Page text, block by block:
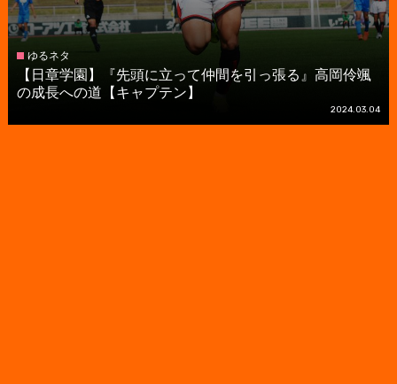
ゆるネタ
【日章学園】『先頭に立って仲間を引っ張る』高岡伶颯
の成長への道【キャプテン】
2024.03.04